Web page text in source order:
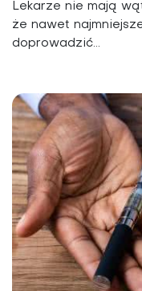
Lekarze nie mają
że nawet
doprowadzić...